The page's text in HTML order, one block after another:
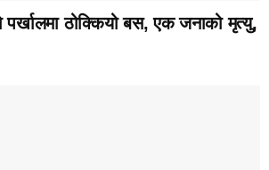
पर्खालमा ठोक्कियो बस, एक जनाको मृत्यु,